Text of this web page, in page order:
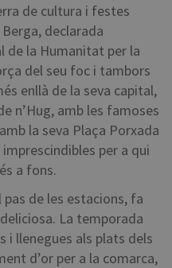
de cultura i festes
declarada
de la Humanitat per la
del seu foc i tambors
enllà de la seva capital,
n’Hug, amb les famoses
la seva Plaça Porxada
per a qui
a fons.
de les estacions, fa
La temporada
i llenegues als plats dels
d’or per a la comarca,